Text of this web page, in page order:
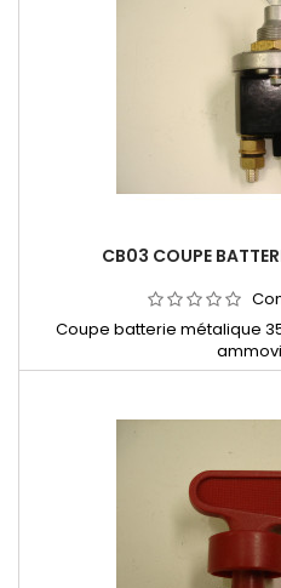
CB03 COUPE
Coupe batterie métalique